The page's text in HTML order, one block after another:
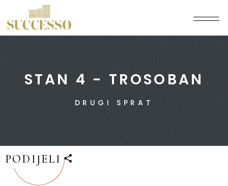
STAN 4 - TROSOBAN
DRUGI SPRAT
PODIJELI